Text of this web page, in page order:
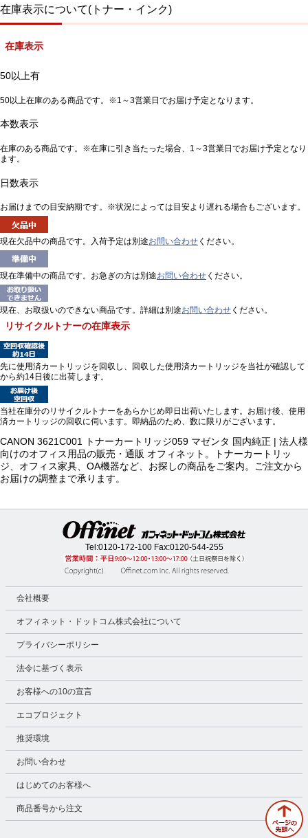
在庫表示について(トナー・インク)
在庫表示
50以上有
50以上在庫のある商品です。※1～3営業日でお届け予定となります。
本数表示
在庫のある商品です。※在庫に引き当たった場合、1～3営業日でお届け予定となり
ます。
日数表示
お届けまでの目安納期です。※状況によっては目安より遅れる場合もございます。
現在欠品中の商品です。入荷予定は別途お問い合わせ ください。
現在準備中の商品です。お急ぎの方は別途お問い合わせ ください。
現在、お取扱いのできない商品です。詳細は別途お問い合わせ ください。
リサイクルトナーの在庫表示
先に使用済カートリッジを回収し、回収した使用済カートリッジを当社が確認して
から約14日後に出荷します。
当社在庫分のリサイクルトナーをあらかじめ即日出荷いたします。お届け後、使用
済カートリッジの回収に伺います。即納品のため、数に限りがございます。
CANON 3621C001 トナーカートリッジ059 マゼンタ 国内純正 | 法人様
向けのオフィス用品の販売・通販 オフィネット。トナーカートリッ
ジ、オフィス家具、OA機器など、お探しの商品をご案内。ご注文から
お届けの調整まで承ります。
Tel:0120-172-100Fax:0120-544-255
会社概要
オフィネット・ドットコム株式会社について
プライバシーポリシー
法令に基づく表示
お客様への10の宣言
エコプロジェクト
推奨環境
お問い合わせ
はじめてのお客様へ
商品番号から注文